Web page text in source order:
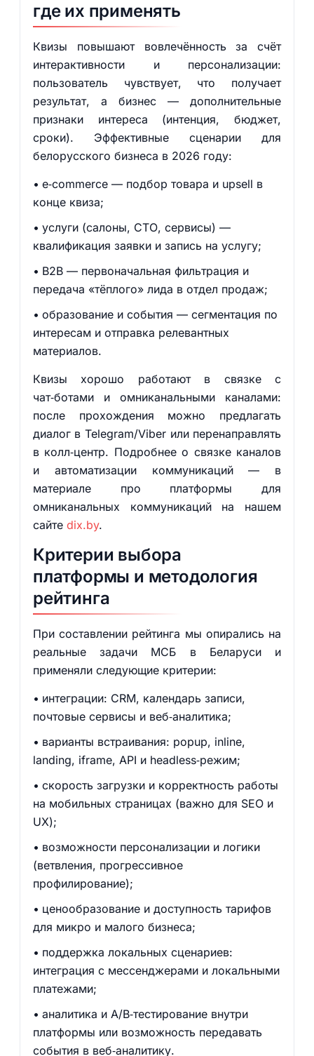
где их применять
Квизы повышают вовлечённость за счёт
интерактивности и персонализации:
пользователь чувствует, что получает
результат, а бизнес — дополнительные
признаки интереса (интенция, бюджет,
сроки). Эффективные сценарии для
белорусского бизнеса в 2026 году:
e‑commerce — подбор товара и upsell в
конце квиза;
услуги (салоны, СТО, сервисы) —
квалификация заявки и запись на услугу;
B2B — первоначальная фильтрация и
передача «тёплого» лида в отдел продаж;
образование и события — сегментация по
интересам и отправка релевантных
материалов.
Квизы хорошо работают в связке с
чат‑ботами и омниканальными каналами:
после прохождения можно предлагать
диалог в Telegram/Viber или перенаправлять
в колл‑центр. Подробнее о связке каналов
и автоматизации коммуникаций — в
материале про платформы для
омниканальных коммуникаций на нашем
сайте dix.by.
Критерии выбора
платформы и методология
рейтинга
При составлении рейтинга мы опирались на
реальные задачи МСБ в Беларуси и
применяли следующие критерии:
интеграции: CRM, календарь записи,
почтовые сервисы и веб‑аналитика;
варианты встраивания: popup, inline,
landing, iframe, API и headless‑режим;
скорость загрузки и корректность работы
на мобильных страницах (важно для SEO и
UX);
возможности персонализации и логики
(ветвления, прогрессивное
профилирование);
ценообразование и доступность тарифов
для микро и малого бизнеса;
поддержка локальных сценариев:
интеграция с мессенджерами и локальными
платежами;
аналитика и A/B‑тестирование внутри
платформы или возможность передавать
события в веб‑аналитику.